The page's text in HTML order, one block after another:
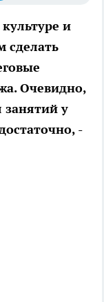
и
сделать
Очевидно,
занятий у
-